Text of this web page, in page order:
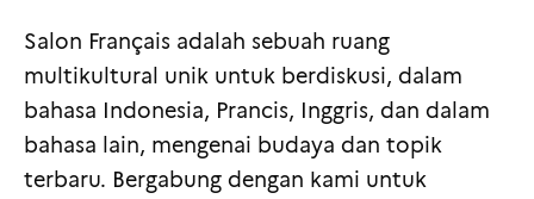
Salon Français adalah sebuah ruang
multikultural unik untuk berdiskusi, dalam
bahasa Indonesia, Prancis, Inggris, dan dalam
bahasa lain, mengenai budaya dan topik
terbaru. Bergabung dengan kami untuk